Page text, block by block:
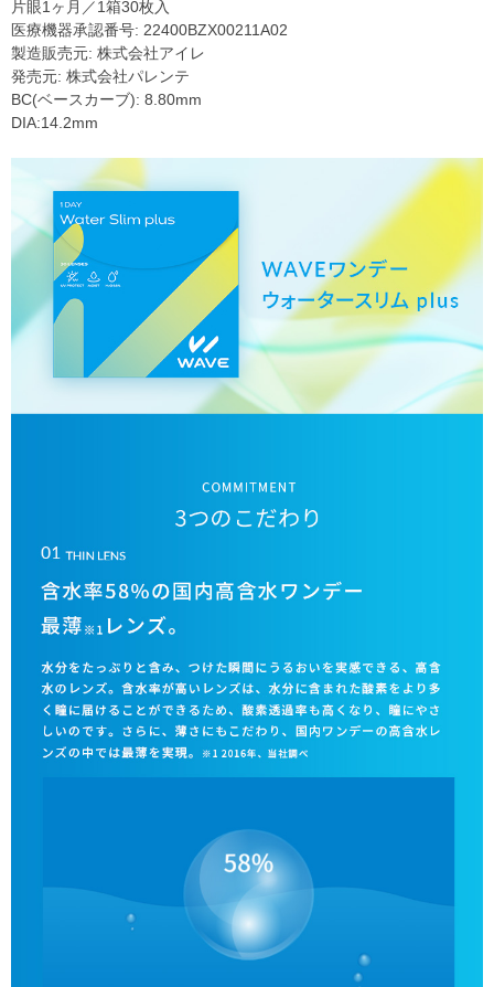
片眼1ヶ月／1箱30枚入
医療機器承認番号: 22400BZX00211A02
製造販売元: 株式会社アイレ
発売元: 株式会社パレンテ
BC(ベースカーブ): 8.80mm
DIA:14.2mm